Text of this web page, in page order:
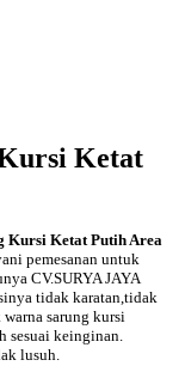
Ketat
Kursi Ketat Putih Area
pemesanan untuk
CV.SURYA JAYA
tidak karatan,tidak
sarung kursi
sesuai keinginan.
lusuh.